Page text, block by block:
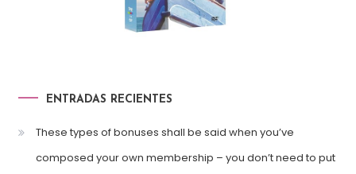
ENTRADAS RECIENTES
These types of bonuses shall be said when you’ve
composed your own membership – you don’t need to put